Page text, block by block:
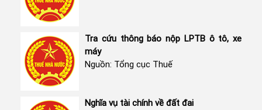
Tra cứu thông báo nộp LPTB ô tô, xe
máy
Nguồn: Tổng cục Thuế
Nghĩa vụ tài chính về đất đai